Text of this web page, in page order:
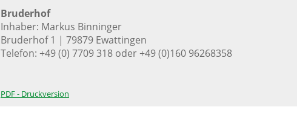
Bruderhof
Inhaber: Markus Binninger
Bruderhof 1 | 79879 Ewattingen
Telefon: +49 (0) 7709 318 oder +49 (0)160 96268358
PDF - Druckversion